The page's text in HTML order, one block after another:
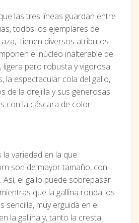
las tres líneas guardan entre
todos los ejemplares de
tienen diversos atributos
el núcleo inalterable de
ligera pero robusta y vigorosa:
la espectacular cola del gallo,
de la orejilla y sus generosas
con la cáscara de color
la variedad en la que
son de mayor tamaño, con
el gallo puede sobrepasar
que la gallina ronda los
sencilla, muy erguida en el
la gallina y, tanto la cresta